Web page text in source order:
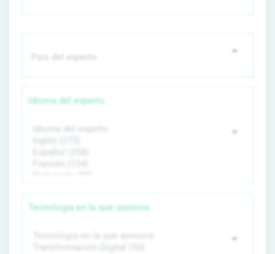
Idioma del experto
Tecnología en la que asesora